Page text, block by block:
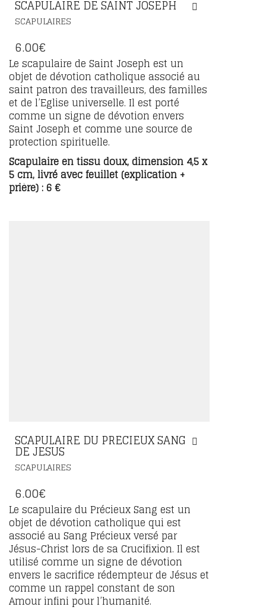
SCAPULAIRE DE SAINT JOSEPH
SCAPULAIRES
6.00€
Le scapulaire de Saint Joseph est un
objet de dévotion catholique associé au
saint patron des travailleurs, des familles
et de l’Eglise universelle. Il est porté
comme un signe de dévotion envers
Saint Joseph et comme une source de
protection spirituelle.
Scapulaire en tissu doux, dimension 4,5 x
5 cm, livré avec feuillet (explication +
prière) : 6 €
SCAPULAIRE DU PRECIEUX SANG
DE JESUS
SCAPULAIRES
6.00€
Le scapulaire du Précieux Sang est un
objet de dévotion catholique qui est
associé au Sang Précieux versé par
Jésus-Christ lors de sa Crucifixion. Il est
utilisé comme un signe de dévotion
envers le sacrifice rédempteur de Jésus et
comme un rappel constant de son
Amour infini pour l’humanité.